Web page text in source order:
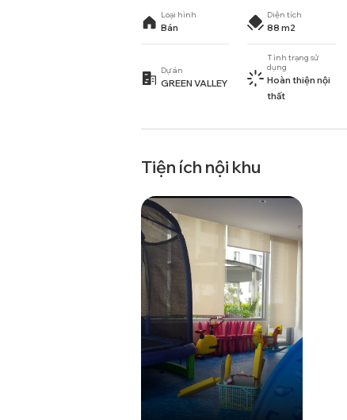
Loại hình
Bán
Diện tích
88 m2
Dự án
GREEN VALLEY
Tình trạng sử
dụng
Hoàn thiện nội
thất
Tiện ích nội khu